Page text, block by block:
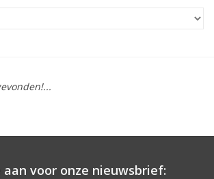
aan voor onze nieuwsbrief: